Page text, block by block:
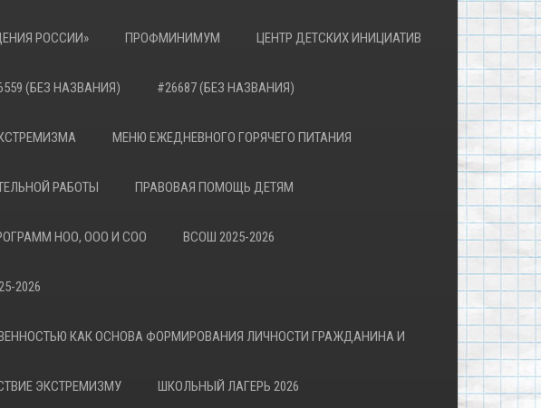
РОССИИ» ПРОФМИНИМУМ ЦЕНТР ДЕТСКИХ ИНИЦИАТИВ
(БЕЗ НАЗВАНИЯ) #26687 (БЕЗ НАЗВАНИЯ)
МЕНЮ ЕЖЕДНЕВНОГО ГОРЯЧЕГО ПИТАНИЯ
РАБОТЫ ПРАВОВАЯ ПОМОЩЬ ДЕТЯМ
НОО, ООО И СОО ВСОШ 2025-2026
2026
КАК ОСНОВА ФОРМИРОВАНИЯ ЛИЧНОСТИ ГРАЖДАНИНА И
ЭКСТРЕМИЗМУ ШКОЛЬНЫЙ ЛАГЕРЬ 2026